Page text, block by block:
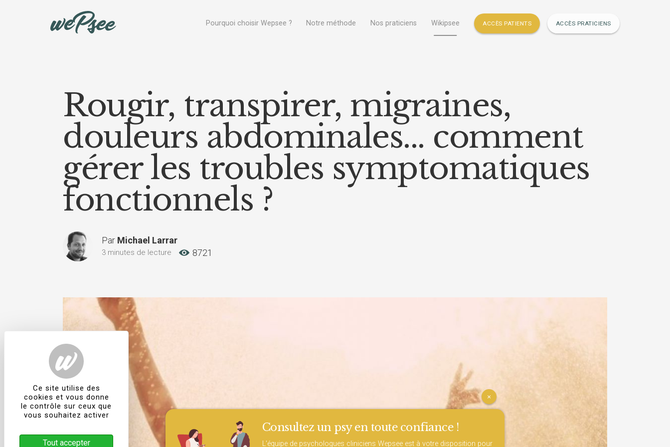
Pourquoi choisir Wepsee ? Notre méthode Nos praticiens Wikipsee ACCÈS PATIENTS ACCÈS PRATICIENS
Rougir, transpirer, migraines,
douleurs abdominales... comment
gérer les troubles symptomatiques
fonctionnels ?
Par Michael Larrar
3 minutes de lecture 8721
×
Consultez un psy en toute confiance !
L'équipe de psychologues cliniciens Wepsee est à votre disposition pour
Ce site utilise des
cookies et vous donne
le contrôle sur ceux que
vous souhaitez activer
Tout accepter